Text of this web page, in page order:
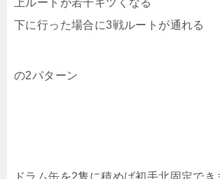
上ルートが若干キツくなる
下に行った場合に3戦ルートが通れる
の2パターン
ドラム缶を2隻に積めば初手北固定でき